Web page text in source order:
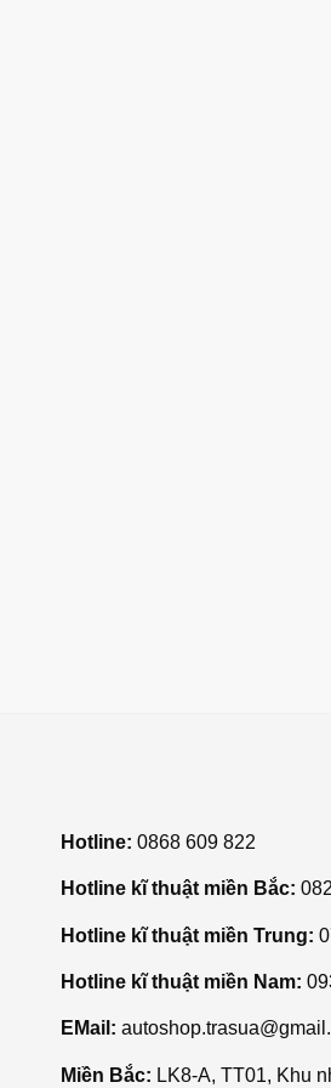
Hotline: 0868 609 822
Hotline kĩ thuật miền Bắc:
Hotline kĩ thuật miền Trung:
Hotline kĩ thuật miền Nam:
EMail:
Miền Bắc: LK8-A, TT01, Khu